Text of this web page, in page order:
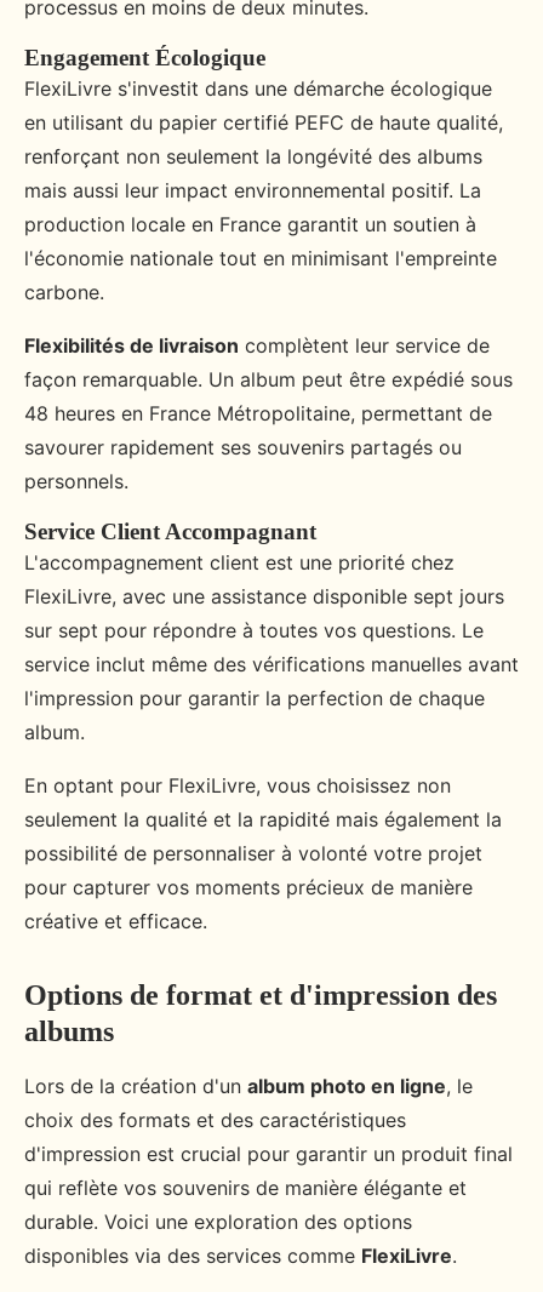
processus en moins de deux minutes.
Engagement Écologique
FlexiLivre s'investit dans une démarche écologique
en utilisant du papier certifié PEFC de haute qualité,
renforçant non seulement la longévité des albums
mais aussi leur impact environnemental positif. La
production locale en France garantit un soutien à
l'économie nationale tout en minimisant l'empreinte
carbone.
Flexibilités de livraison complètent leur service de
façon remarquable. Un album peut être expédié sous
48 heures en France Métropolitaine, permettant de
savourer rapidement ses souvenirs partagés ou
personnels.
Service Client Accompagnant
L'accompagnement client est une priorité chez
FlexiLivre, avec une assistance disponible sept jours
sur sept pour répondre à toutes vos questions. Le
service inclut même des vérifications manuelles avant
l'impression pour garantir la perfection de chaque
album.
En optant pour FlexiLivre, vous choisissez non
seulement la qualité et la rapidité mais également la
possibilité de personnaliser à volonté votre projet
pour capturer vos moments précieux de manière
créative et efficace.
Options de format et d'impression des
albums
Lors de la création d'un album photo en ligne, le
choix des formats et des caractéristiques
d'impression est crucial pour garantir un produit final
qui reflète vos souvenirs de manière élégante et
durable. Voici une exploration des options
disponibles via des services comme FlexiLivre.